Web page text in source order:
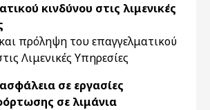
κινδύνου στις λιμενικές
πρόληψη του επαγγελματικού
Λιμενικές Υπηρεσίες
σε εργασίες
σε λιμάνια